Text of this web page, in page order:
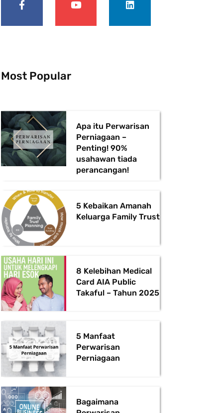
e
o
t
b
k
d
Most Popular
Apa itu Perwarisan
Perniagaan –
Penting! 90%
usahawan tiada
perancangan!
5 Kebaikan Amanah
Keluarga Family Trust
8 Kelebihan Medical
Card AIA Public
Takaful – Tahun 2025
5 Manfaat
Perwarisan
Perniagaan
Bagaimana